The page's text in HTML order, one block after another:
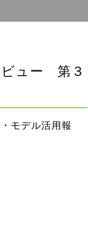
ビュー 第３
モデル活用報